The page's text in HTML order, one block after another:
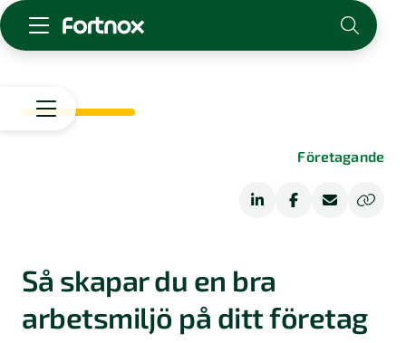
Skaffa Fortnox
Om Fortnox
Karriär
Kontakt
Bransch
Kundberättelser
Bokföring
Ekonomisk
ordlista
Företagande
Så skapar du en bra
arbetsmiljö på ditt företag